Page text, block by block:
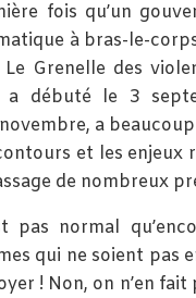
fois qu’un
à bras-le-
Grenelle des
a débuté le 3
a
et les enjeux
de nombreux
pas normal
qui ne soient pas
! Non, on n’en fait